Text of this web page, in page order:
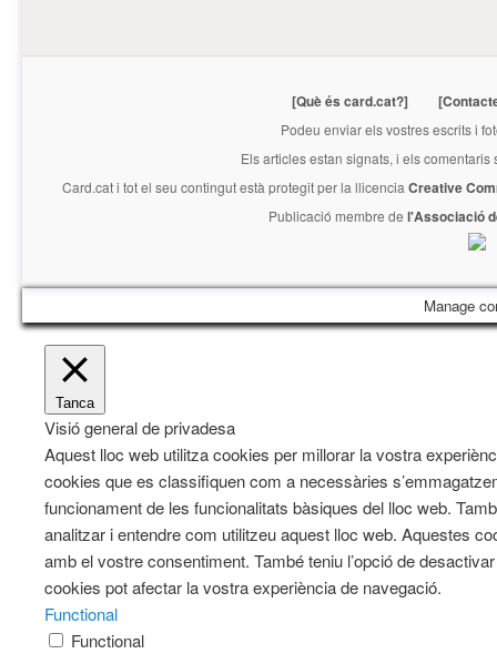
[Què és card.cat?]
Podeu enviar els vostres escrits i
Els articles estan signats, i els
Card.cati tot el seu contingut està protegit per la llicencia Creative
Publicació membre de l'Associació
Manage
Tanca
Visió general de privadesa
Aquest lloc web utilitza cookies per millorar la vostra
cookies que es classifiquen com a necessàries
funcionament de les funcionalitats bàsiques del lloc web.
analitzar i entendre com utilitzeu aquest lloc web. Aquestes
amb el vostre consentiment. També teniu l’opció de
cookies pot afectar la vostra experiència de navegació.
Functional
Functional